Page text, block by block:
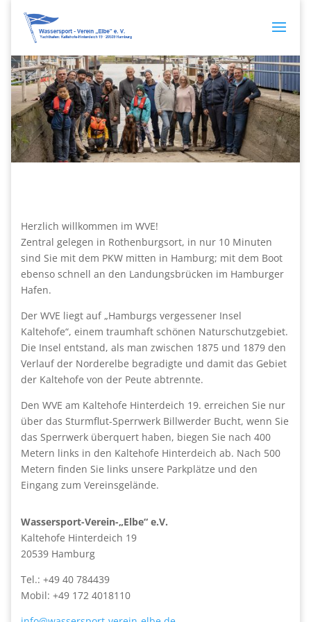
Herzlich willkommen im WVE!
Zentral gelegen in Rothenburgsort, in nur 10 Minuten
sind Sie mit dem PKW mitten in Hamburg; mit dem Boot
ebenso schnell an den Landungsbrücken im Hamburger
Hafen.
Der WVE liegt auf „Hamburgs vergessener Insel
Kaltehofe“, einem traumhaft schönen Naturschutzgebiet.
Die Insel entstand, als man zwischen 1875 und 1879 den
Verlauf der Norderelbe begradigte und damit das Gebiet
der Kaltehofe von der Peute abtrennte.
Den WVE am Kaltehofe Hinterdeich 19. erreichen Sie nur
über das Sturmflut-Sperrwerk Billwerder Bucht, wenn Sie
das Sperrwerk überquert haben, biegen Sie nach 400
Metern links in den Kaltehofe Hinterdeich ab. Nach 500
Metern finden Sie links unsere Parkplätze und den
Eingang zum Vereinsgelände.
Wassersport-Verein-„Elbe“ e.V.
Kaltehofe Hinterdeich 19
20539 Hamburg
Tel.: +49 40 784439
Mobil: +49 172 4018110